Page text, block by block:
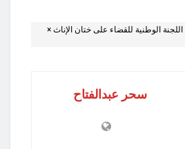
الوطنية للقضاء على ختان الإناث ×
سحر عبدالفتاح